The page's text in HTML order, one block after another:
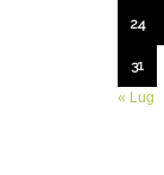
24
31
« Lug